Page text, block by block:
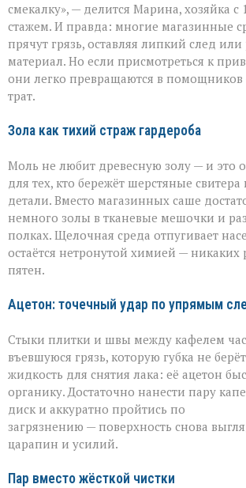
смекалку», — делится Марина, хозяйка с
стажем. И правда: многие магазинные
прячут грязь, оставляя липкий след или
материал. Но если присмотреться к
они легко превращаются в
трат.
Зола как тихий страж гардероба
Моль не любит древесную золу — и это
для тех, кто бережёт шерстяные
детали. Вместо магазинных саше
немного золы в тканевые мешочки и
полках. Щелочная среда отпугивает
остаётся нетронутой химией — никаких
пятен.
Ацетон: точечный удар по упрямым
Стыки плитки и швы между кафелем
въевшуюся грязь, которую губка не
жидкость для снятия лака: её ацетон
органику. Достаточно нанести пару
диск и аккуратно пройтись по
загрязнению — поверхность снова
царапин и усилий.
Пар вместо жёсткой чистки